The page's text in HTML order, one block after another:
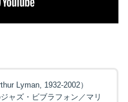
Lyman, 1932-2002）
ャズ・ビブラフォン／マリ